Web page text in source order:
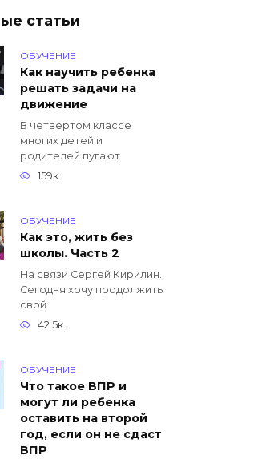
статьи
ОБУЧЕНИЕ
Как научить ребенка
решать задачи на
движение
В четвертом классе
многих детей и
родителей пугают
159к.
ОБУЧЕНИЕ
Как это, жить без
школы. Часть 2
На связи Сергей Кирилин.
Сегодня хочу продолжить
свой
42.5к.
ОБУЧЕНИЕ
Что такое ВПР и
могут ли ребенка
оставить на второй
год, если он не сдаст
ВПР